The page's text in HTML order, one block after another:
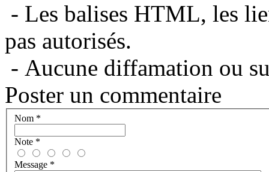
- Les balises HTML, les
pas autorisés.
- Aucune diffamation ou
Poster un commentaire
Nom *
Note *
Message *